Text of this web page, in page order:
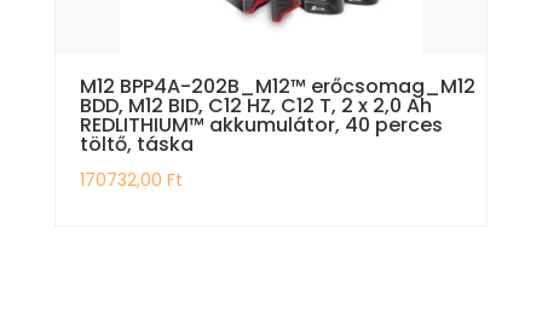
M12 BPP4A-202B_M12™ erőcsomag_M12
BDD, M12 BID, C12 HZ, C12 T, 2 x 2,0 Ah
REDLITHIUM™ akkumulátor, 40 perces
töltő, táska
170732,00 Ft